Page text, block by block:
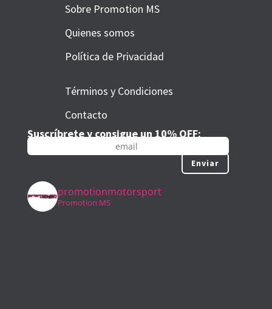
Sobre Promotion MS
Quienes somos
Política de Privacidad
Términos y Condiciones
Contacto
Suscríbrete y consigue un 10% OFF:
Enviar
promotionmotorsport
Promotion MS